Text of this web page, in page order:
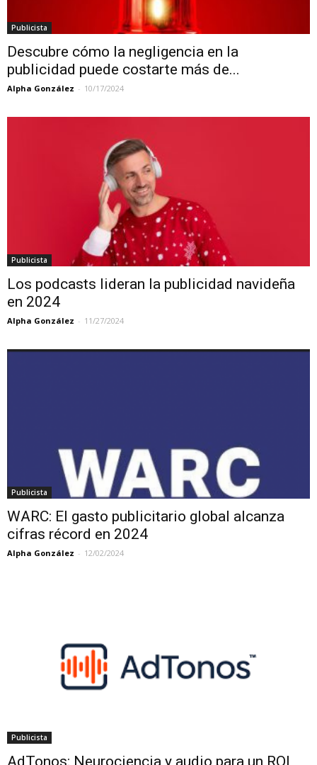
Publicista
Descubre cómo la negligencia en la
publicidad puede costarte más de...
Alpha González - 10/17/2024
Publicista
Los podcasts lideran la publicidad navideña
en 2024
Alpha González - 11/27/2024
Publicista
WARC: El gasto publicitario global alcanza
cifras récord en 2024
Alpha González - 12/02/2024
Publicista
AdTonos: Neurociencia y audio para un ROI